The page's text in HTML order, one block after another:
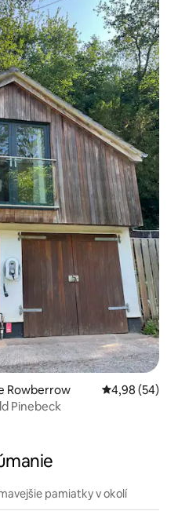
Rowberrow Priemerné
4,98 (54)
Pinebeck
pamiatky v okolí